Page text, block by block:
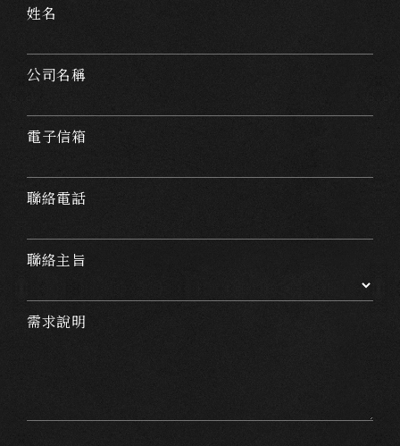
姓名
公司名稱
電子信箱
聯絡電話
聯絡主旨
需求說明